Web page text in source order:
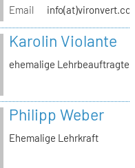
Email
Karolin Violante
ehemalige Lehrbeauftragte
Philipp Weber
Ehemalige Lehrkraft